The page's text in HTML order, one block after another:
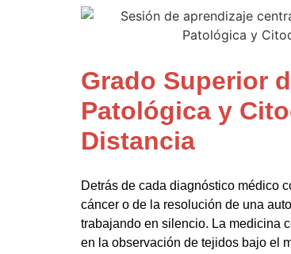
Grado Superior
Patológica y
Distancia
Detrás de cada diagnóstico médico
cáncer o de la resolución de una
trabajando en silencio. La medicina
en la observación de tejidos bajo el